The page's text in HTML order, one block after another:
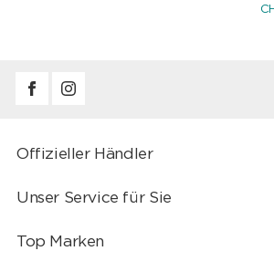
Offizieller Händler
Unser Service für Sie
Top Marken